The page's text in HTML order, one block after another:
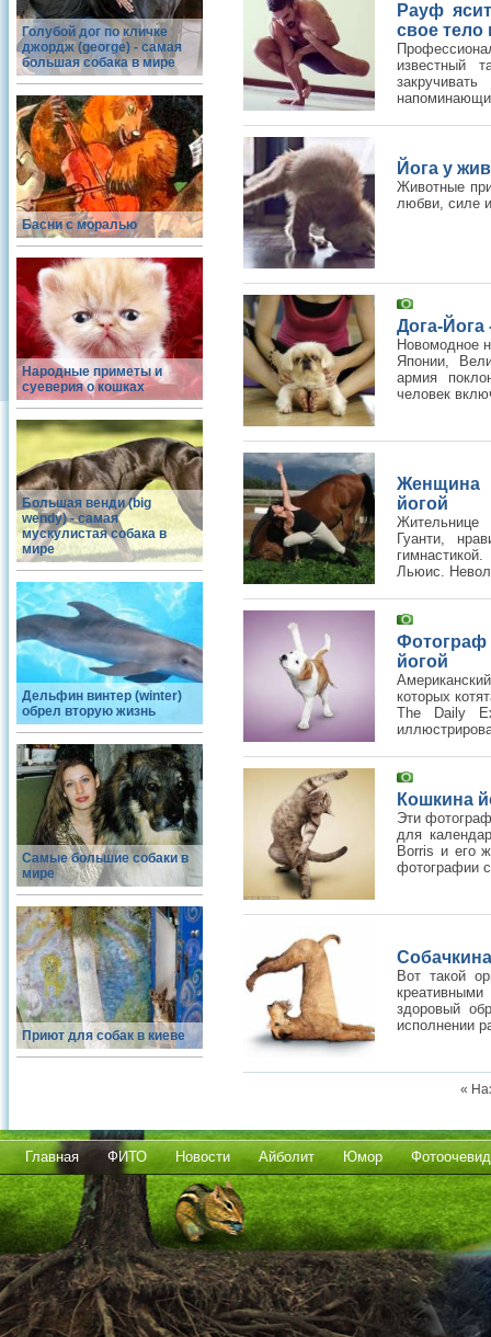
Голубой дог по кличке
джордж (george) - самая
большая собака в мире
Басни с моралью
Народные приметы и
суеверия о кошках
Большая венди (big
wendy) - самая
мускулистая собака в
мире
Дельфин винтер (winter)
обрел вторую жизнь
Самые большие собаки в
мире
Приют для собак в киеве
Рауф
свое тело
известный
Йога у
Животные
любви, силе
Дога-Йога
Новомодное
Японии,
армия
человек
Женщина
йогой
Жительнице
Гуанти,
Льюис.
йогой
которых
The Daily
Кошкина
Эти
для
Borris и его
фотографии
Вот такой
здоровый
исполнении
«
Главная ФИТО Новости Айболит Юмор